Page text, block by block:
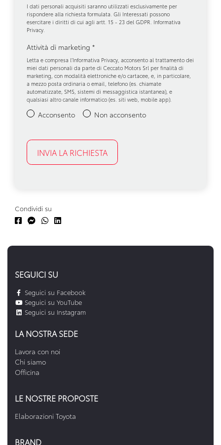
I dati personali acquisiti saranno utilizzati esclusivamente per
rispondere alla richiesta formulata. Gli Interessati possono
esercitare i diritti di cui agli artt. 15 - 23 del GDPR. Informativa
Privacy.
Attività di marketing *
Letta e compresa l’Informativa Privacy, acconsento al trattamento dei
miei dati personali da parte di Ceccato Motors Srl per finalità di
marketing, con modalità elettroniche e/o cartacee, e, in particolare,
a mezzo posta ordinaria o email, telefono (es. chiamate
automatizzate, SMS, sistemi di messaggistica istantanea), e
qualsiasi altro canale informatico (es. siti web, mobile app).
Acconsento Non acconsento
Condividi su
SEGUICI SU
Seguici su Facebook
Seguici su YouTube
Seguici su Instagram
LA NOSTRA SEDE
Lavora con noi
Chi siamo
Officina
LE NOSTRE PROPOSTE
Elaborazioni Toyota
BRAND